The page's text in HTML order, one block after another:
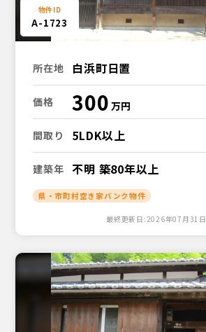
A-1723
所在地 白浜町日置
価格 300
間取り 5LDK以上
建築年 不明 築80年以上
県・市町村空き家バンク物件
最終更新日:2026年07月31日